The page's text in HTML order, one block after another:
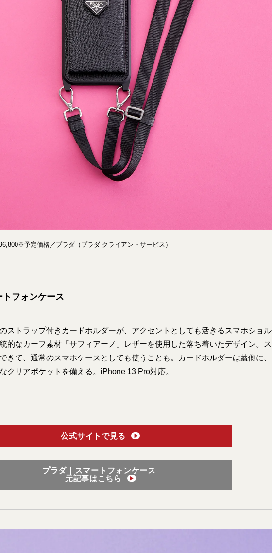
予定価格／プラダ（プラダ クライアントサービス）
フォンケース
ストラップ付きカードホルダーが、アクセントとしても活きるスマホショル
的なカーフ素材「サフィアーノ」レザーを使用した落ち着いたデザイン。ス
きて、通常のスマホケースとしても使うことも。カードホルダーは蓋側に、
クリアポケットを備える。iPhone 13 Pro対応。
公式サイトで見る ▶︎
プラダ｜スマートフォンケース
元記事はこちら
▶︎